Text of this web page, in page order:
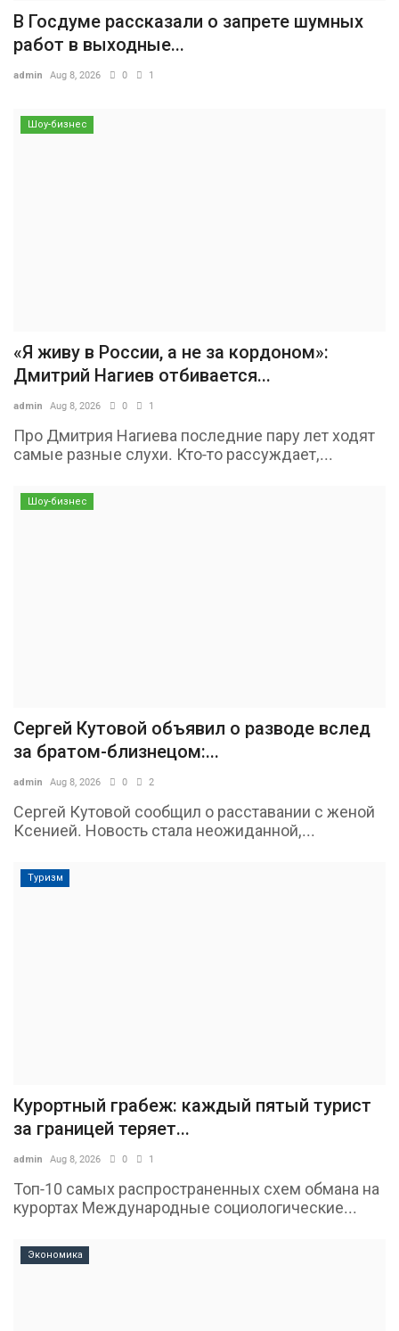
В Госдуме рассказали о запрете шумных
работ в выходные...
admin Aug 8, 2026 0 1
Шоу-бизнес
«Я живу в России, а не за кордоном»:
Дмитрий Нагиев отбивается...
admin Aug 8, 2026 0 1
Про Дмитрия Нагиева последние пару лет ходят
самые разные слухи. Кто-то рассуждает,...
Шоу-бизнес
Сергей Кутовой объявил о разводе вслед
за братом-близнецом:...
admin Aug 8, 2026 0 2
Сергей Кутовой сообщил о расставании с женой
Ксенией. Новость стала неожиданной,...
Туризм
Курортный грабеж: каждый пятый турист
за границей теряет...
admin Aug 8, 2026 0 1
Топ-10 самых распространенных схем обмана на
курортах Международные социологические...
Экономика